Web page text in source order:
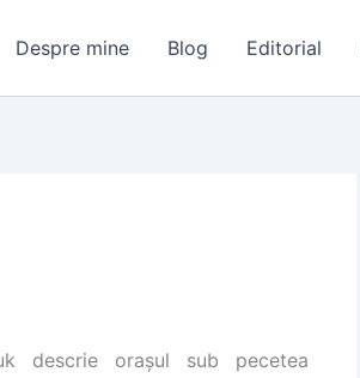
Despre mine Blog Editorial
descrie oraşul sub pecetea